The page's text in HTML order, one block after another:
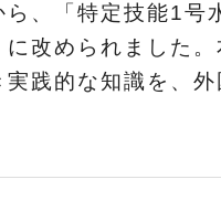
、「特定技能1号
改められました。
践的な知識を、